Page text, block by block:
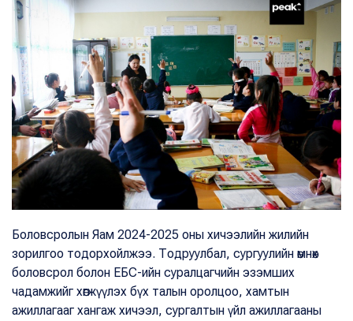
Боловсролын Яам 2024-2025 оны хичээлийн жилийн
зорилгоо тодорхойлжээ. Тодруулбал, сургуулийн өмнөх
боловсрол болон ЕБС-ийн суралцагчийн эзэмших
чадамжийг хөгжүүлэх бүх талын оролцоо, хамтын
ажиллагааг хангаж хичээл, сургалтын үйл ажиллагааны